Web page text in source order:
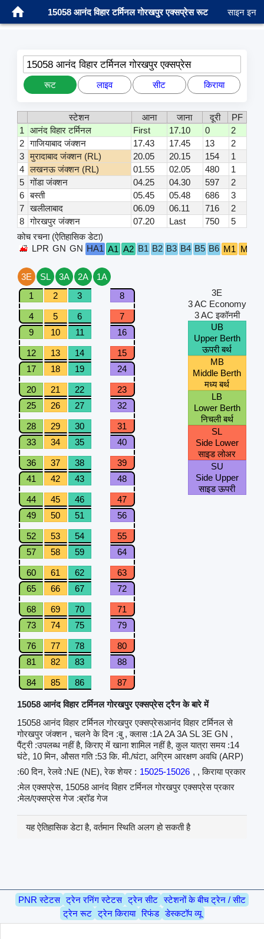
15058 आनंद विहार टर्मिनल गोरखपुर एक्सप्रेस रूट साइन इन
15058 आनंद विहार टर्मिनल गोरखपुर एक्सप्रेस
रूट लाइव सीट किराया
स्टेशन आना जाना दूरी
PF
1
आनंद विहार टर्मिनल First 17.10 0
2
2 गाजियाबाद जंक्शन 17.43 17.45 13
2
3 मुरादाबाद जंक्शन (RL) 20.05 20.15 154
1
4 लखनऊ जंक्शन (RL) 01.55 02.05 480
1
5 गोंडा जंक्शन 04.25 04.30 597
2
6 बस्ती 05.45 05.48 686
3
7 खलीलाबाद 06.09 06.11 716
2
8 गोरखपुर जंक्शन 07.20 Last 750
5
कोच रचना (ऐतिहासिक डेटा)
LPR GN GN HA1 A1 A2 B1 B2 B3 B4 B5 B6 M1 M2
3E SL 3A 2A
1A
1
2 3 8
4 5 6
7
9
10 11 16
12 13 14
15
17
18 19 24
20 21 22
23
25
26 27 32
28 29 30
31
33
34 35 40
36 37 38
39
41
42 43 48
44 45 46
47
49
50 51 56
52 53 54
55
57
58 59 64
60 61 62
63
65
66 67 72
68 69 70
71
73
74 75 79
76 77 78
80
81
82 83 88
84 85 86 87
3E
3 AC Economy
3 AC इकॉनमी
UB
Upper Berth
ऊपरी बर्थ
MB
Middle Berth
मध्य बर्थ
LB
Lower Berth
निचली बर्थ
SL
Side Lower
साइड लोअर
SU
Side Upper
साइड ऊपरी
15058 आनंद विहार टर्मिनल गोरखपुर एक्सप्रेस ट्रैन के बारे में
15058 आनंद विहार टर्मिनल गोरखपुर एक्सप्रेसआनंद विहार टर्मिनल से
गोरखपुर जंक्शन , चलने के दिन :बु , क्लास :1A 2A 3A SL 3E GN ,
पैंट्री :उपलब्ध नहीं है, किराए में खाना शामिल नहीं है, कुल यात्रा समय :14
घंटे, 10 मिन, औसत गति :53 कि. मी./घंटा, अग्रिम आरक्षण अवधि (ARP)
:60 दिन, रेलवे :NE (NE), रेक शेयर : 15025-15026 , , किराया प्रकार
:मेल एक्सप्रेस, 15058 आनंद विहार टर्मिनल गोरखपुर एक्सप्रेस प्रकार
:मेल/एक्सप्रेस गेज :ब्रॉड गेज
यह ऐतिहासिक डेटा है, वर्तमान स्थिति अलग हो सकती है
PNR स्टेटस ट्रेन रनिंग स्टेटस ट्रेन सीट स्टेशनों के बीच ट्रेन / सीट
ट्रेन रूट ट्रेन किराया रिफंड डेस्कटॉप व्यू